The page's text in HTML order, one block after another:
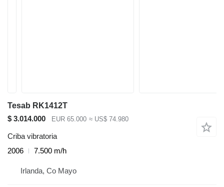
Tesab RK1412T
$ 3.014.000
EUR 65.000 ≈ US$ 74.980
Criba vibratoria
2006
7.500 m/h
Irlanda, Co Mayo